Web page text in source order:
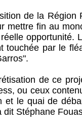
de la Région
mettre fin au
opportunité.
touchée par le
de ce
ou ceux
et le quai de
dit Stéphane